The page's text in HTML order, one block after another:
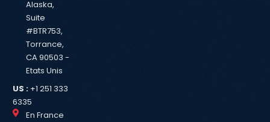
Alaska,
Suite
#BTR753,
Torrance,
CA 90503 -
Etats Unis
US :+1 251 333
6335
En France